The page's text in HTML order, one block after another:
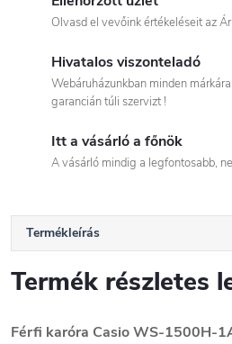
Olvasd el vevőink értékeléseit az
Hivatalos viszonteladó
Webáruházunkban minden
garancián túli szervizt !
Itt a vásárló a főnök
A vásárló mindig a legfontosabb,
Termékleírás
Termék részletes
Férfi karóra Casio WS-1500H-